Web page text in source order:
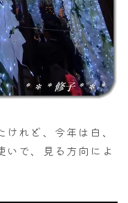
れど、今年は白、
いで、見る方向によ